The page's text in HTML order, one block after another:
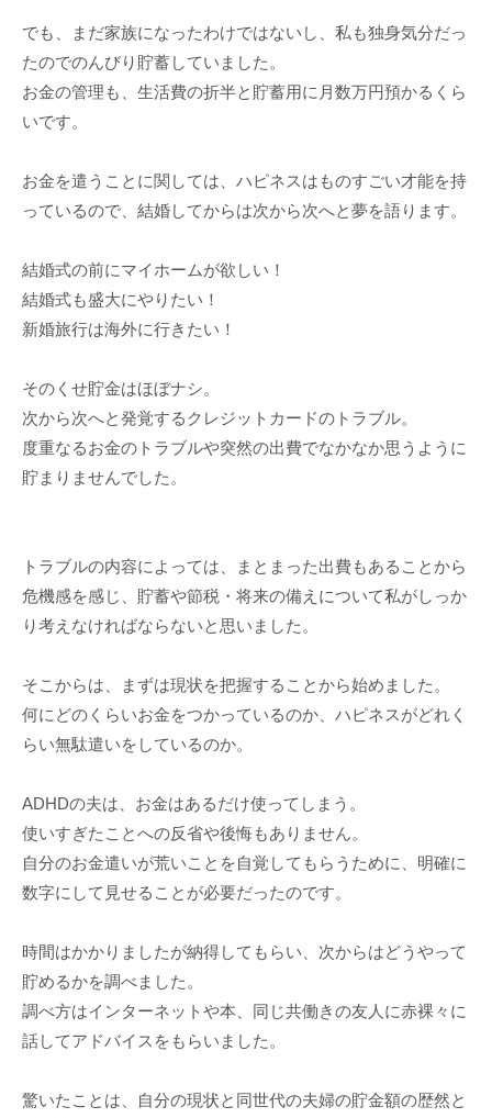
でも、まだ家族になったわけではないし、私も独身気分だっ
たのでのんびり貯蓄していました。
お金の管理も、生活費の折半と貯蓄用に月数万円預かるくら
いです。
お金を遣うことに関しては、ハピネスはものすごい才能を持
っているので、結婚してからは次から次へと夢を語ります。
結婚式の前にマイホームが欲しい！
結婚式も盛大にやりたい！
新婚旅行は海外に行きたい！
そのくせ貯金はほぼナシ。
次から次へと発覚するクレジットカードのトラブル。
度重なるお金のトラブルや突然の出費でなかなか思うように
貯まりませんでした。
トラブルの内容によっては、まとまった出費もあることから
危機感を感じ、貯蓄や節税・将来の備えについて私がしっか
り考えなければならないと思いました。
そこからは、まずは現状を把握することから始めました。
何にどのくらいお金をつかっているのか、ハピネスがどれく
らい無駄遣いをしているのか。
ADHDの夫は、お金はあるだけ使ってしまう。
使いすぎたことへの反省や後悔もありません。
自分のお金遣いが荒いことを自覚してもらうために、明確に
数字にして見せることが必要だったのです。
時間はかかりましたが納得してもらい、次からはどうやって
貯めるかを調べました。
調べ方はインターネットや本、同じ共働きの友人に赤裸々に
話してアドバイスをもらいました。
驚いたことは、自分の現状と同世代の夫婦の貯金額の歴然と